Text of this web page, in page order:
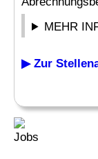
MEHR
▶ Zur